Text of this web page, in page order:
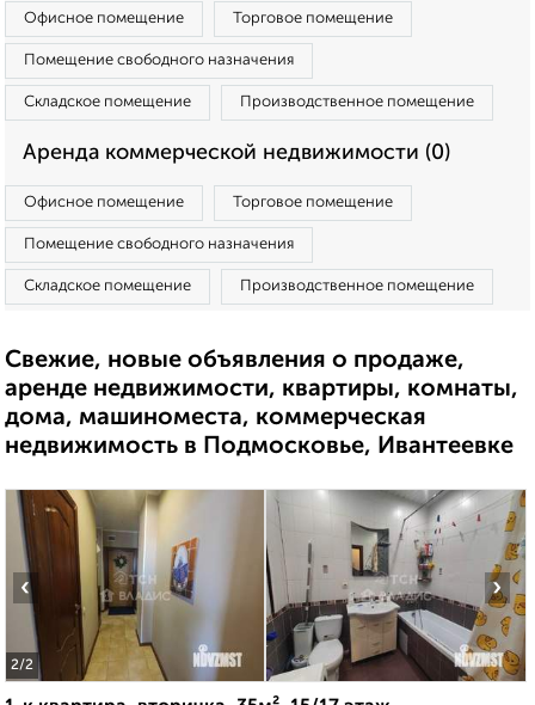
Офисное помещение Торговое помещение
Помещение свободного назначения
Складское помещение Производственное помещение
Аренда коммерческой недвижимости (0)
Офисное помещение Торговое помещение
Помещение свободного назначения
Складское помещение Производственное помещение
Свежие, новые объявления о продаже,
аренде недвижимости, квартиры, комнаты,
дома, машиноместа, коммерческая
недвижимость в Подмосковье, Ивантеевке
2/2
‹ ›